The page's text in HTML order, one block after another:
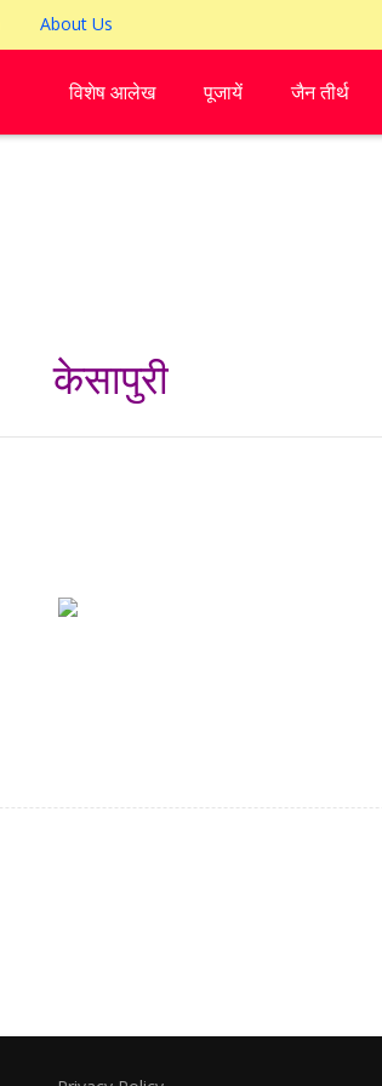
About Us
विशेष आलेख पूजायें जैन तीर्थ
केसापुरी